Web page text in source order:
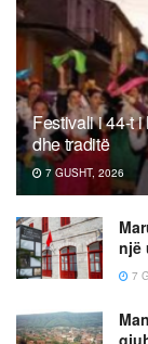
Festivali i 44-t
dhe traditë
7 GUSHT, 2026
një
7